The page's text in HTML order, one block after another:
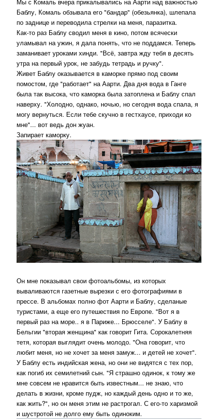
Баблу, Комаль обзывала его "бандар" (обезьянка), шлепала
по заднице и переводила стрелки на меня, паразитка.
Как-то раз Баблу сводил меня в кино, потом всячески
уламывал на ужин, я дала понять, что не поддамся. Теперь
заманивает уроками хинди. "Всё, завтра жду тебя в десять
утра на первый урок, не забудь тетрадь и ручку".
Живет Баблу оказывается в каморке прямо под своим
помостом, где "работает" на Аарти. Два дня вода в Ганге
была так высока, что каморка была затоплена и Баблу спал
наверху. "Холодно, однако, ночью, но сегодня вода спала, я
могу вернуться. Если тебе скучно в гестхаусе, приходи ко
мне"... вот ведь дон жуан.
Запирает каморку.
Он мне показывал свои фотоальбомы, из которых
вываливаются газетные вырезки с его фотографиями в
прессе. В альбомах полно фот Аарти и Баблу, сделаные
туристами, а еще его путешествия по Европе. "Вот я в
первый раз на море.. я в Париже... Брюсселе". У Баблу в
Бельгии "вторая женщина" как говорит Гита. Сорокалетняя
тетя, которая выглядит очень молодо. "Она говорит, что
любит меня, но не хочет за меня замуж... и детей не хочет".
У Баблу есть индийская жена, но они не видятся с тех пор,
как погиб их семилетний сын. "Я страшно одинок, к тому же
мне совсем не нравится быть известным... не знаю, что
делать в жизни, кроме пудж, но каждый день одно и то же,
как жить?", но он меня этим не растрогал. С его-то харизмой
и шустротой не долго ему быть одиноким.